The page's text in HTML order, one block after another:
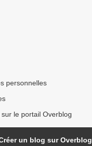
personnelles
le portail Overblog
un blog sur Overblog